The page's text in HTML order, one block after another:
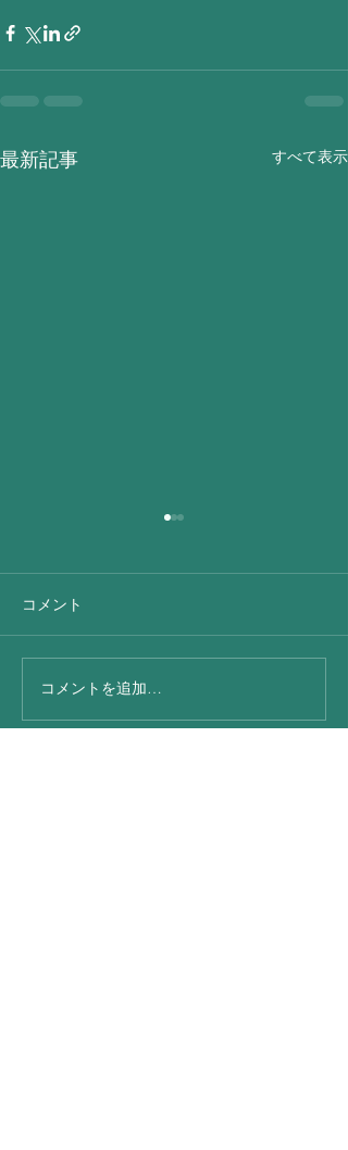
最新記事 すべて表示
昨日 出張朝から
コメント
コメントを追加…